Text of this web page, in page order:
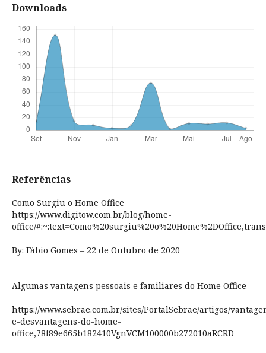
Downloads
Referências
Como Surgiu o Home Office
https://www.digitow.com.br/blog/home-
office/
By: Fábio Gomes – 22 de Outubro de 2020
Algumas vantagens pessoais e familiares do Home Office
https://www.sebrae.com.br/sites/PortalSebrae/artigos/
e-desvantagens-do-home-
office,78f89e665b182410VgnVCM100000b272010aRCRD